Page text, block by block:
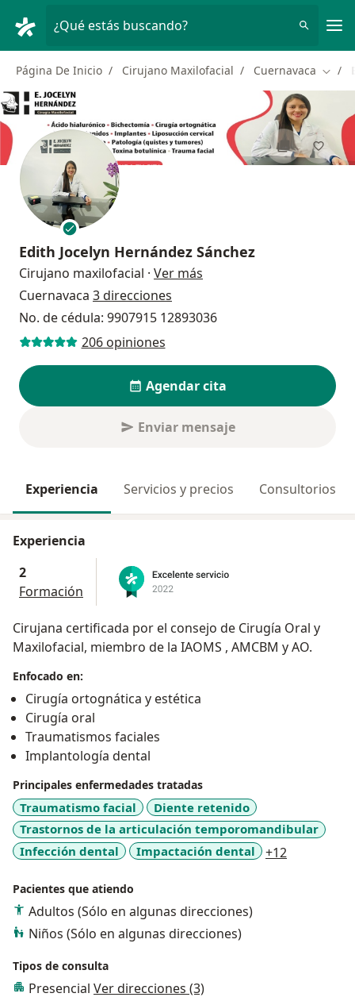
¿Qué estás buscando?
Página De Inicio Cirujano Maxilofacial Cuernavaca
Edith Jocelyn Hernández Sánchez
Cirujano maxilofacial · Ver más
Cuernavaca 3 direcciones
No. de cédula: 9907915 12893036
206 opiniones
Agendar cita
Enviar mensaje
Experiencia Servicios y precios Consultorios
Experiencia
2
Formación
Cirujana certificada por el consejo de Cirugía Oral y
Maxilofacial, miembro de la IAOMS , AMCBM y AO.
Enfocado en:
Cirugía ortognática y estética
Cirugía oral
Traumatismos faciales
Implantología dental
Principales enfermedades tratadas
Traumatismo facial
Diente retenido
Trastornos de la articulación temporomandibular
Infección dental
Impactación dental +12
Pacientes que atiendo
Adultos (Sólo en algunas direcciones)
Niños (Sólo en algunas direcciones)
Tipos de consulta
Presencial Ver direcciones (3)